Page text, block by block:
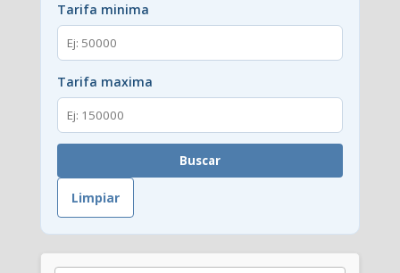
Tarifa minima
Tarifa maxima
Buscar
Limpiar